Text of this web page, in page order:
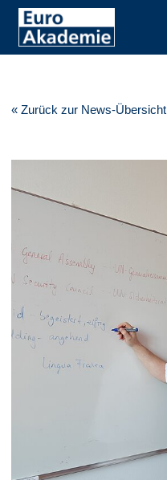
« Zurück zur News-Übersicht